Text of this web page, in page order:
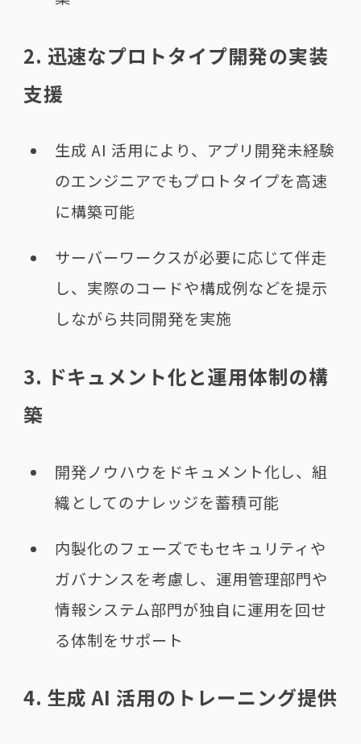
2. 迅速なプロトタイプ開発の実装
支援
生成 AI 活用により、アプリ開発未経験
のエンジニアでもプロトタイプを高速
に構築可能
サーバーワークスが必要に応じて伴走
し、実際のコードや構成例などを提示
しながら共同開発を実施
3. ドキュメント化と運用体制の構
築
開発ノウハウをドキュメント化し、組
織としてのナレッジを蓄積可能
内製化のフェーズでもセキュリティや
ガバナンスを考慮し、運用管理部門や
情報システム部門が独自に運用を回せ
る体制をサポート
4. 生成 AI 活用のトレーニング提供